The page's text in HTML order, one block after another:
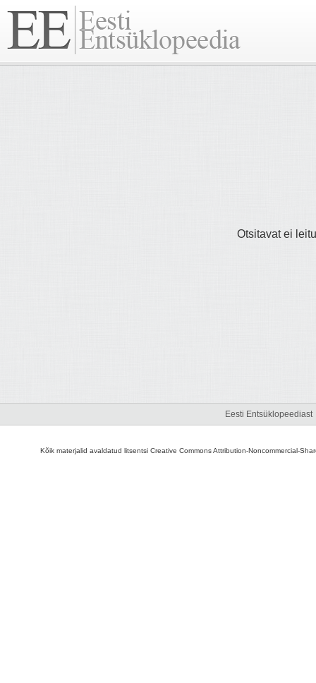
Otsitavat ei
Eesti Entsüklopeediast
Kõik materjalid avaldatud litsentsi Creative Commons Attribution-Noncommercial-